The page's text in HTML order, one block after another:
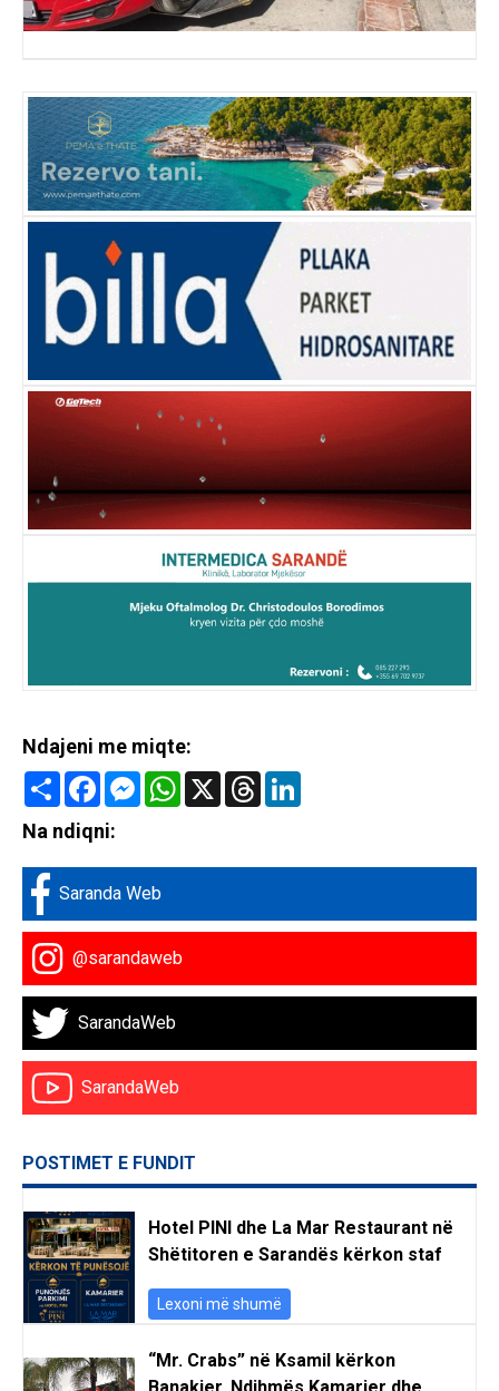
Ndajeni me miqte:
Share FacebookMessenger
WhatsApp
X Threads
Na ndiqni:
Saranda Web
@sarandaweb
SarandaWeb
SarandaWeb
POSTIMET E FUNDIT
Hotel PINI dhe La Mar Restaurant në
Shëtitoren e Sarandës kërkon staf
Lexoni më shumë
“Mr. Crabs” në Ksamil kërkon